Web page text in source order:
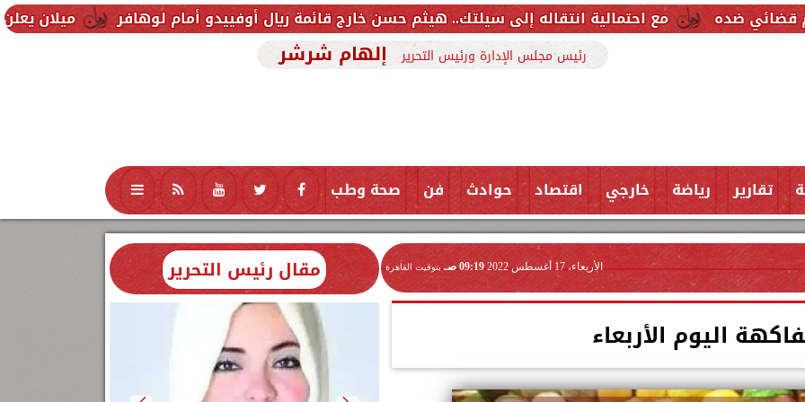
ميلان يعلن فسخ عقد مع احتمالية انتقاله إلى سيلتك.. هيثم حسن خارج قائمة ريال أوفييدو أمام لوهافر
رئيس مجلس الإدارة ورئيس التحرير إلهام شرشر
تقارير رياضة خارجي اقتصاد حوادث فن صحة وطب تكنولوجيا منوعات محافظات
الأربعاء، 17 أغسطس 2022 09:19 صـ بتوقيت القاهرة
اليوم الأربعاء
مقال رئيس التحرير